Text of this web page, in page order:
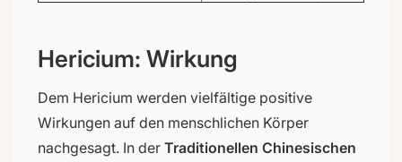
Hericium: Wirkung
Dem Hericium werden vielfältige positive
Wirkungen auf den menschlichen Körper
nachgesagt. In der Traditionellen Chinesischen